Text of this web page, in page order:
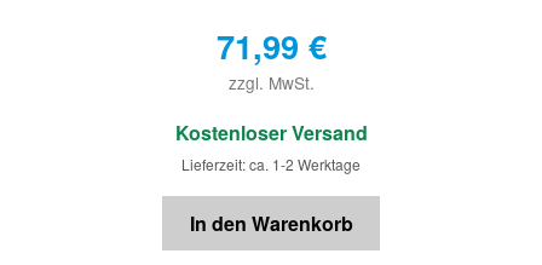
71,99 €
zzgl. MwSt.
€
Kostenloser Versand
Lieferzeit: ca. 1-2 Werktage
In den Warenkorb